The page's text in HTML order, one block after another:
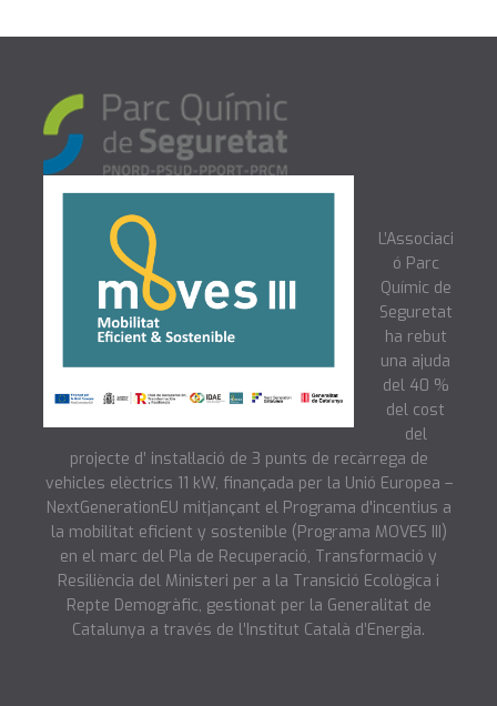
L’Associaci
ó Parc
Químic de
Seguretat
ha rebut
una ajuda
del 40 %
del cost
del
projecte d’ instal·lació de 3 punts de recàrrega de
vehicles elèctrics 11 kW, finançada per la Unió Europea –
NextGenerationEU mitjançant el Programa d'incentius a
la mobilitat eficient y sostenible (Programa MOVES III)
en el marc del Pla de Recuperació, Transformació y
Resiliència del Ministeri per a la Transició Ecològica i
Repte Demogràfic, gestionat per la Generalitat de
Catalunya a través de l’Institut Català d’Energia.